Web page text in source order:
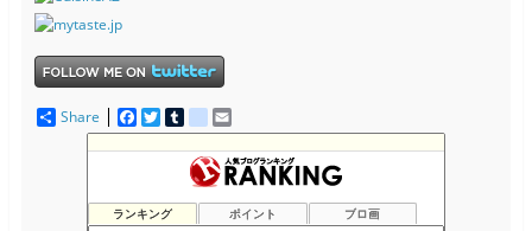
Share
F
a
c
o
T
w
i
e
T
u
m
b
d
e
l
i
c
m
a
i
l
ランキング ポイント ブロ画